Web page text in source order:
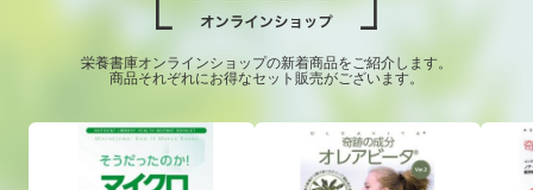
栄養書庫オンラインショップの新着商品をご紹介します。
商品それぞれにお得なセット販売がございます。